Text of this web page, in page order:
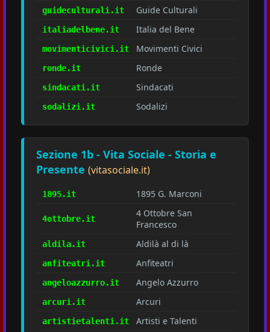
guideculturali.it Guide Culturali
italiadelbene.it Italia del Bene
movimenticivici.it Movimenti Civici
ronde.it Ronde
sindacati.it Sindacati
sodalizi.it Sodalizi
Sezione 1b - Vita Sociale - Storia e
Presente (vitasociale.it)
1895.it 1895 G. Marconi
4ottobre.it
4 Ottobre San
Francesco
aldila.it Aldilà al di là
anfiteatri.it Anfiteatri
angeloazzurro.it Angelo Azzurro
arcuri.it Arcuri
artistietalenti.it Artisti e Talenti